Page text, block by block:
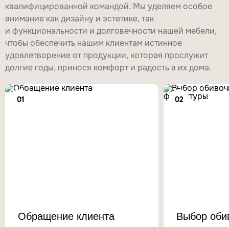
квалифицированной командой. Мы уделяем особое
внимание как дизайну и эстетике, так
и функциональности и долговечности нашей мебели,
чтобы обеспечить нашим клиентам истинное
удовлетворение от продукции, которая прослужит
долгие годы, принося комфорт и радость в их дома.
01
Обращение клиента
02
Выбор